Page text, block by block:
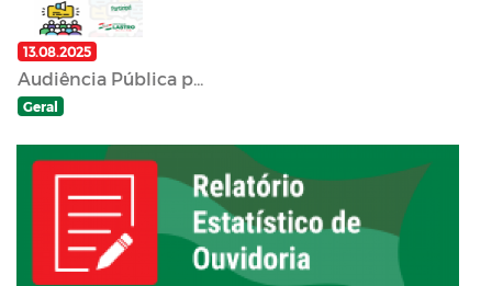
13.08.2025
Audiência Pública p...
Geral